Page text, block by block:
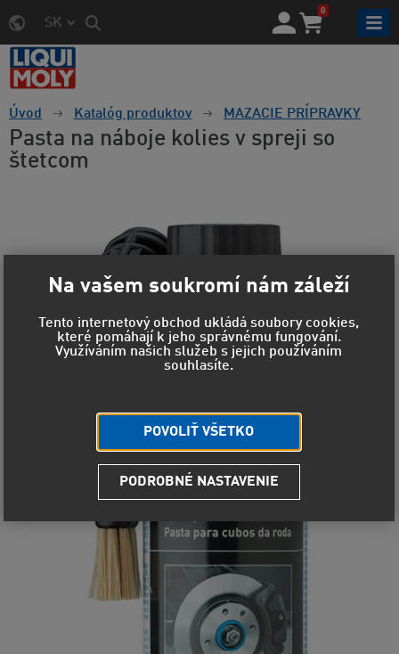
SK
0
Úvod Katalóg produktov MAZACIE PRÍPRAVKY
Pasta na náboje kolies v spreji so
štetcom
Na vašem soukromí nám záleží
Tento internetový obchod ukládá soubory cookies,
které pomáhají k jeho správnému fungování.
Využíváním našich služeb s jejich používáním
souhlasíte.
POVOLIŤ VŠETKO
PODROBNÉ NASTAVENIE